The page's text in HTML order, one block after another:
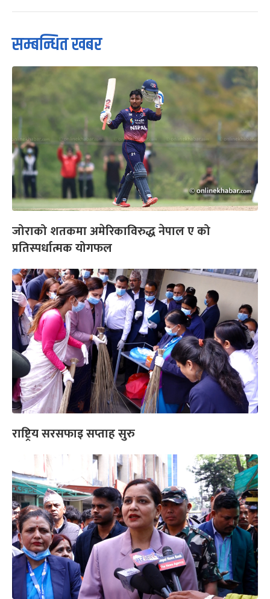
सम्बन्धित खबर
जोराको शतकमा अमेरिकाविरुद्ध नेपाल ए को
प्रतिस्पर्धात्मक योगफल
राष्ट्रिय सरसफाइ सप्ताह सुरु